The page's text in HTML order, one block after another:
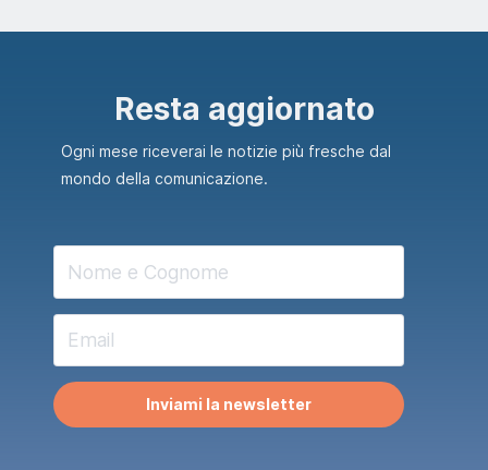
Resta aggiornato
Ogni mese riceverai le notizie più fresche dal
mondo della comunicazione.
Inviami la newsletter